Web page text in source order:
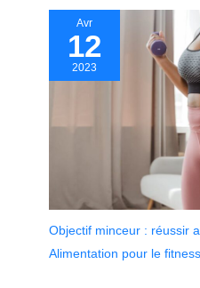
Avr
12
2023
Objectif minceur : réussir
Alimentation pour le fitness